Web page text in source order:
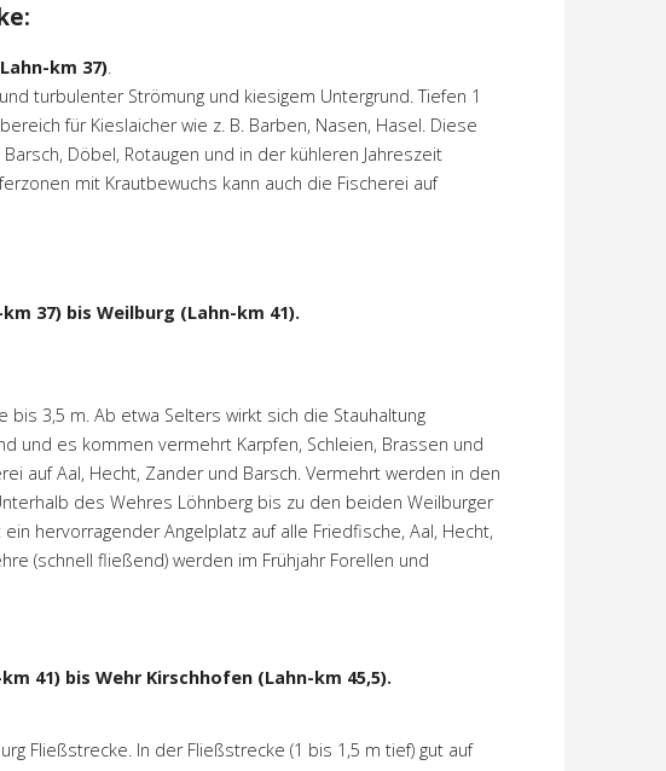
km 37).
turbulenter Strömung und kiesigem Untergrund. Tiefen 1
für Kieslaicher wie z. B. Barben, Nasen, Hasel. Diese
Döbel, Rotaugen und in der kühleren Jahreszeit
mit Krautbewuchs kann auch die Fischerei auf
37) bis Weilburg (Lahn-km 41).
bis 3,5 m. Ab etwa Selters wirkt sich die Stauhaltung
und es kommen vermehrt Karpfen, Schleien, Brassen und
auf Aal, Hecht, Zander und Barsch. Vermehrt werden in den
des Wehres Löhnberg bis zu den beiden Weilburger
hervorragender Angelplatz auf alle Friedfische, Aal, Hecht,
(schnell fließend) werden im Frühjahr Forellen und
41) bis Wehr Kirschhofen (Lahn-km 45,5).
Fließstrecke. In der Fließstrecke (1 bis 1,5 m tief) gut auf